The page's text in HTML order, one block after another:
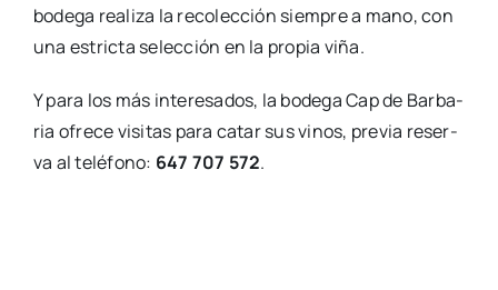
bode­ga rea­li­za la reco­lec­ción siem­pre a mano, con
una estric­ta selec­ción en la pro­pia viña.
Y para los más intere­sa­dos, la bode­ga Cap de Bar­ba­
ria ofre­ce visi­tas para catar sus vinos, pre­via reser­
va al telé­fono: 647 707 572.